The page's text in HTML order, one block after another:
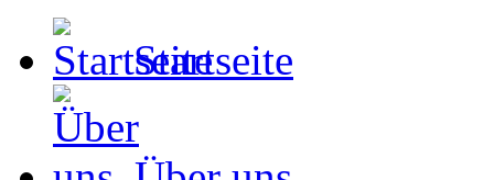
Startseite